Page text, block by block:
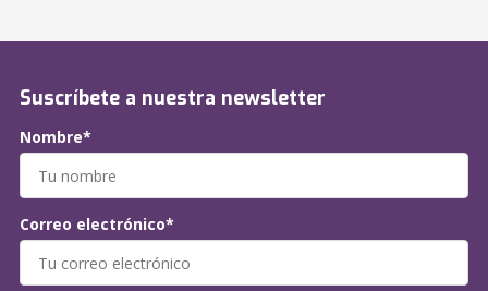
Suscríbete a nuestra newsletter
Nombre*
Correo electrónico*